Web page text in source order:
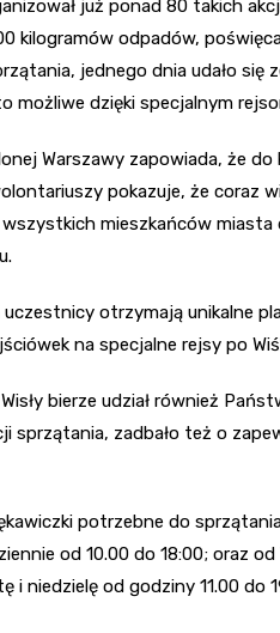
już ponad 80 takich
kilogramów odpadów,
jednego dnia udało
możliwe dzięki specjalnym
Warszawy zapowiada, że
pokazuje, że coraz
wszystkich mieszkańców
otrzymają unikalne
na specjalne rejsy po
bierze udział również
sprzątania, zadbało też o
potrzebne do
od 10.00 do 18:00; oraz
i niedzielę od godziny 11.00 do